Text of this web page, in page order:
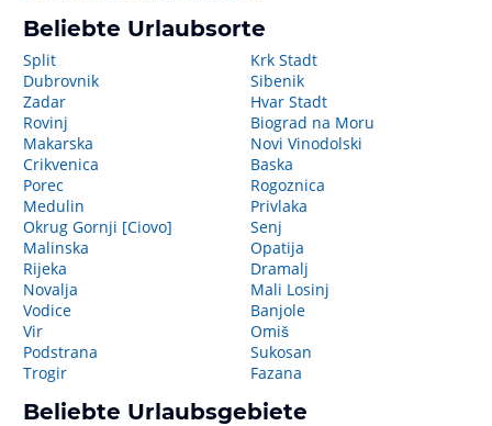
Beliebte Urlaubsorte
Split
Dubrovnik
Zadar
Rovinj
Makarska
Crikvenica
Porec
Medulin
Okrug Gornji [Ciovo]
Malinska
Rijeka
Novalja
Vodice
Vir
Podstrana
Trogir
Krk Stadt
Sibenik
Hvar Stadt
Biograd na Moru
Novi Vinodolski
Baska
Rogoznica
Privlaka
Senj
Opatija
Dramalj
Mali Losinj
Banjole
Omiš
Sukosan
Fazana
Beliebte Urlaubsgebiete